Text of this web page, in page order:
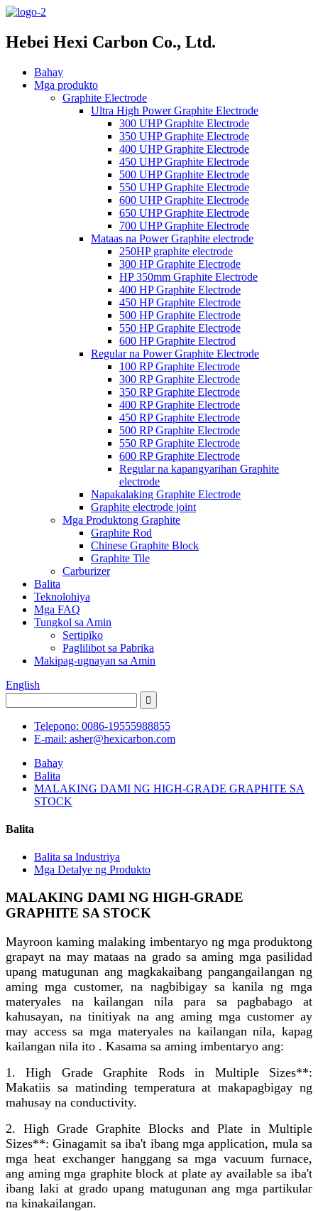
Hebei Hexi Carbon Co., Ltd.
Bahay
Mga produkto
Graphite Electrode
Ultra High Power Graphite Electrode
300 UHP Graphite Electrode
350 UHP Graphite Electrode
400 UHP Graphite Electrode
450 UHP Graphite Electrode
500 UHP Graphite Electrode
550 UHP Graphite Electrode
600 UHP Graphite Electrode
650 UHP Graphite Electrode
700 UHP Graphite Electrode
Mataas na Power Graphite electrode
250HP graphite electrode
300 HP Graphite Electrode
HP 350mm Graphite Electrode
400 HP Graphite Electrode
450 HP Graphite Electrode
500 HP Graphite Electrode
550 HP Graphite Electrode
600 HP Graphite Electrod
Regular na Power Graphite Electrode
100 RP Graphite Electrode
300 RP Graphite Electrode
350 RP Graphite Electrode
400 RP Graphite Electrode
450 RP Graphite Electrode
500 RP Graphite Electrode
550 RP Graphite Electrode
600 RP Graphite Electrode
Regular na kapangyarihan Graphite
electrode
Napakalaking Graphite Electrode
Graphite electrode joint
Mga Produktong Graphite
Graphite Rod
Chinese Graphite Block
Graphite Tile
Carburizer
Balita
Teknolohiya
Mga FAQ
Tungkol sa Amin
Sertipiko
Paglilibot sa Pabrika
Makipag-ugnayan sa Amin
English
Telepono: 0086-19555988855
E-mail: asher@hexicarbon.com
Bahay
Balita
MALAKING DAMI NG HIGH-GRADE GRAPHITE SA
STOCK
Balita
Balita sa Industriya
Mga Detalye ng Produkto
MALAKING DAMI NG HIGH-GRADE
GRAPHITE SA STOCK
Mayroon kaming malaking imbentaryo ng mga produktong
grapayt na may mataas na grado sa aming mga pasilidad
upang matugunan ang magkakaibang pangangailangan ng
aming mga customer, na nagbibigay sa kanila ng mga
materyales na kailangan nila para sa pagbabago at
kahusayan, na tinitiyak na ang aming mga customer ay
may access sa mga materyales na kailangan nila, kapag
kailangan nila ito . Kasama sa aming imbentaryo ang:
1. High Grade Graphite Rods in Multiple Sizes**:
Makatiis sa matinding temperatura at makapagbigay ng
mahusay na conductivity.
2. High Grade Graphite Blocks and Plate in Multiple
Sizes**: Ginagamit sa iba't ibang mga application, mula sa
mga heat exchanger hanggang sa mga vacuum furnace,
ang aming mga graphite block at plate ay available sa iba't
ibang laki at grado upang matugunan ang mga partikular
na kinakailangan.